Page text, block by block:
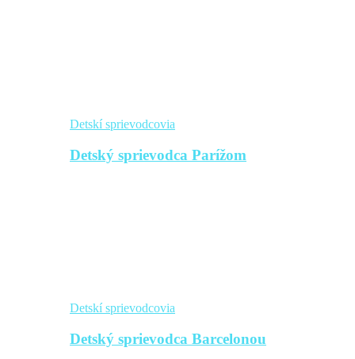
Detskí sprievodcovia
Detský sprievodca Parížom
Detskí sprievodcovia
Detský sprievodca Barcelonou